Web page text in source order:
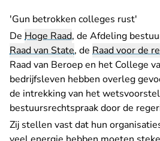
'Gun betrokken colleges rust'
De Hoge Raad, de Afdeling
Raad van State, de Raad voor de
Raad van Beroep en het College
bedrijfsleven hebben overleg
de intrekking van het
bestuursrechtspraak door de
Zij stellen vast dat hun